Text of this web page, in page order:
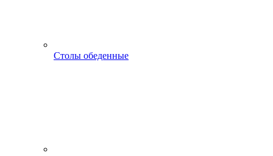
Столы обеденные